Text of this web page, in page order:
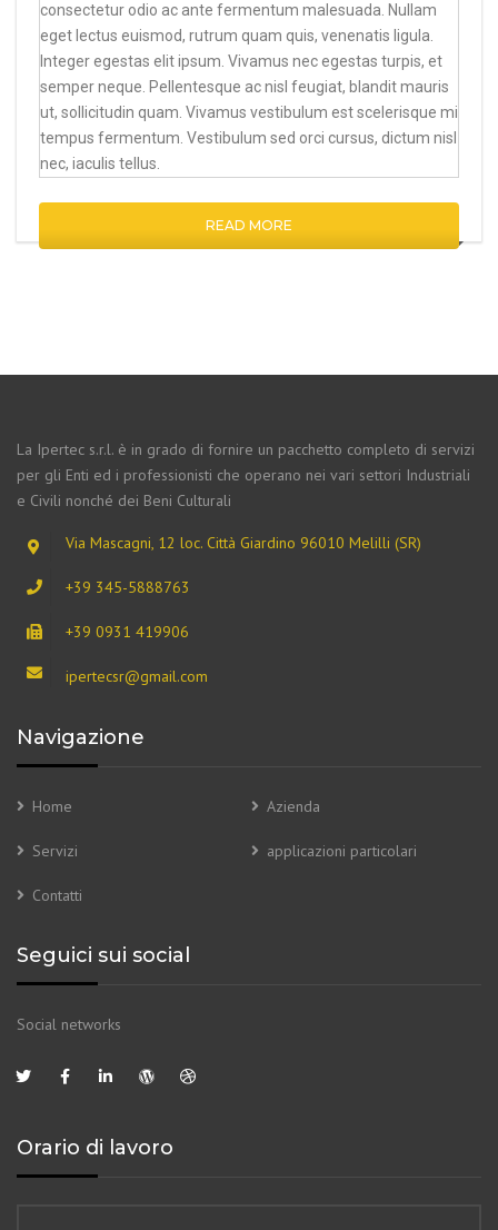
consectetur odio ac ante fermentum malesuada. Nullam
eget lectus euismod, rutrum quam quis, venenatis ligula.
Integer egestas elit ipsum. Vivamus nec egestas turpis, et
semper neque. Pellentesque ac nisl feugiat, blandit mauris
ut, sollicitudin quam. Vivamus vestibulum est scelerisque mi
tempus fermentum. Vestibulum sed orci cursus, dictum nisl
nec, iaculis tellus.
READ MORE
La Ipertec s.r.l. è in grado di fornire un pacchetto completo di servizi
per gli Enti ed i professionisti che operano nei vari settori Industriali
e Civili nonché dei Beni Culturali
Via Mascagni, 12 loc. Città Giardino 96010 Melilli (SR)
+39 345-5888763
+39 0931 419906
ipertecsr@gmail.com
Navigazione
Home Azienda
Servizi applicazioni particolari
Contatti
Seguici sui social
Social networks
Orario di lavoro